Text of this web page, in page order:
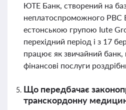
ЮТЕ Банк, створений на
неплатоспроможного РВС
естонською групою Iute
перехідний період і з 17
працює як звичайний
фінансові послуги
Що передбачає
транскордонну